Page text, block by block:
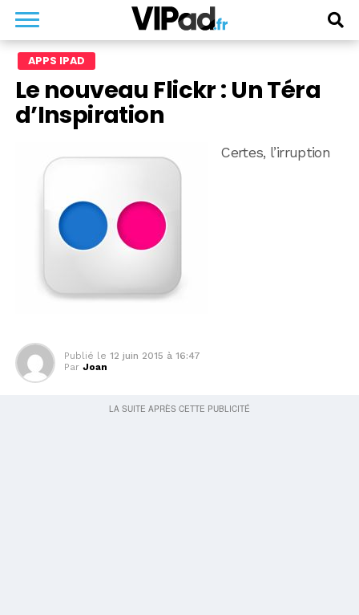
APPS IPAD
Le nouveau Flickr : Un Téra
d’Inspiration
Certes, l’irruption
Publié le 12 juin 2015 à 16:47
Par Joan